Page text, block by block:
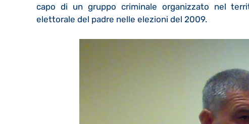
capo di un gruppo criminale organizzato nel
elettorale del padre nelle elezioni del 2009.